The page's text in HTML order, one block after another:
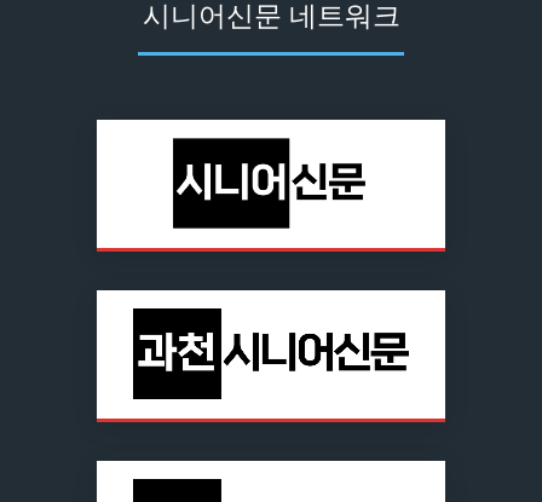
시니어신문 네트워크